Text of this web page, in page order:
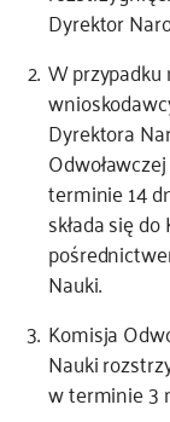
Dyrektor
W
Dyrektora
terminie 14
składa się
Nauki.
Komisja
Nauki
w terminie 3